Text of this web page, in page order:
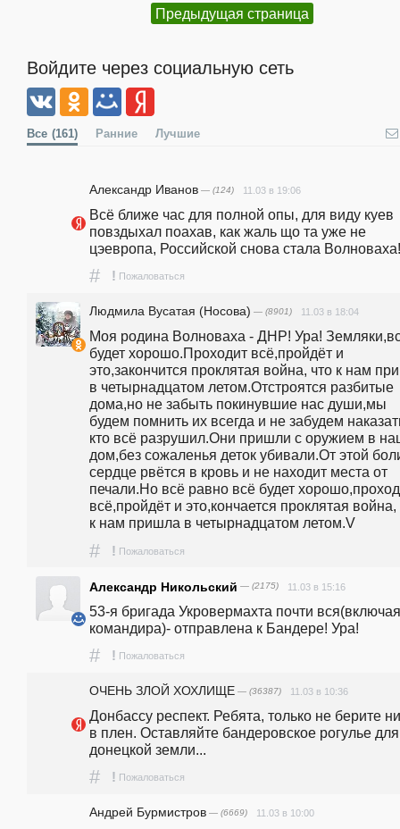
Предыдущая страница
Войдите через социальную сеть
Все (161) Ранние Лучшие
Александр Иванов — (124) 11.03 в 19:06
Всё ближе час для полной опы, для виду куев
повздыхал поахав, как жаль що та уже не
цэевропа, Российской снова стала Волноваха!
# ! Пожаловаться
Людмила Вусатая (Носова) — (8901) 11.03 в 18:04
Моя родина Волноваха - ДНР! Ура!
будет хорошо.Проходит всё,пройдёт и
это,закончится проклятая война, что к нам
в четырнадцатом летом.Отстроятся разбитые
дома,но не забыть покинувшие нас души,мы
будем помнить их всегда и не забудем
кто всё разрушил.Они пришли с оружием в
дом,без сожаленья деток убивали.От этой
сердце рвётся в кровь и не находит места от
печали.Но всё равно всё будет
всё,пройдёт и это,кончается проклятая война,
к нам пришла в четырнадцатом летом.V
# ! Пожаловаться
Александр Никольский — (2175) 11.03 в 15:16
53-я бригада Укровермахта почти вся(включая
командира)- отправлена к Бандере! Ура!
# ! Пожаловаться
ОЧЕНЬ ЗЛОЙ ХОХЛИЩЕ — (36387) 11.03 в 10:36
Донбассу респект. Ребята, только не берите
в плен. Оставляйте бандеровское рогулье для
донецкой земли...
# ! Пожаловаться
Андрей Бурмистров — (6669) 11.03 в 10:00